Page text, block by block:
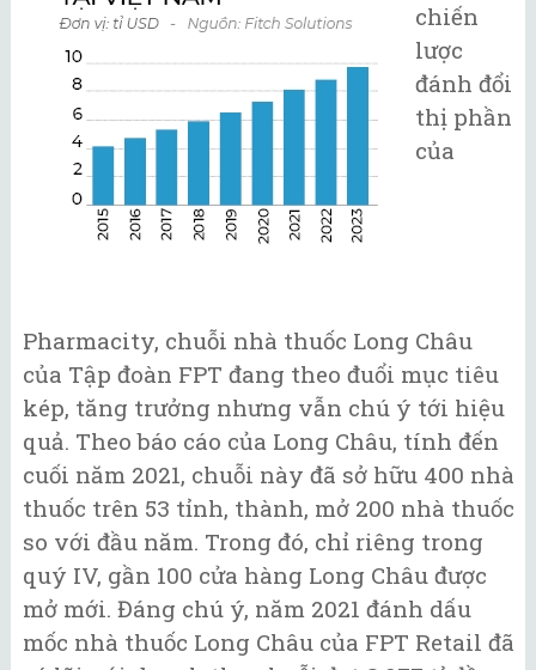
chiến
lược
đánh đổi
thị phần
của
Pharmacity, chuỗi nhà thuốc Long Châu
của Tập đoàn FPT đang theo đuổi mục tiêu
kép, tăng trưởng nhưng vẫn chú ý tới hiệu
quả. Theo báo cáo của Long Châu, tính đến
cuối năm 2021, chuỗi này đã sở hữu 400 nhà
thuốc trên 53 tỉnh, thành, mở 200 nhà thuốc
so với đầu năm. Trong đó, chỉ riêng trong
quý IV, gần 100 cửa hàng Long Châu được
mở mới. Đáng chú ý, năm 2021 đánh dấu
mốc nhà thuốc Long Châu của FPT Retail đã